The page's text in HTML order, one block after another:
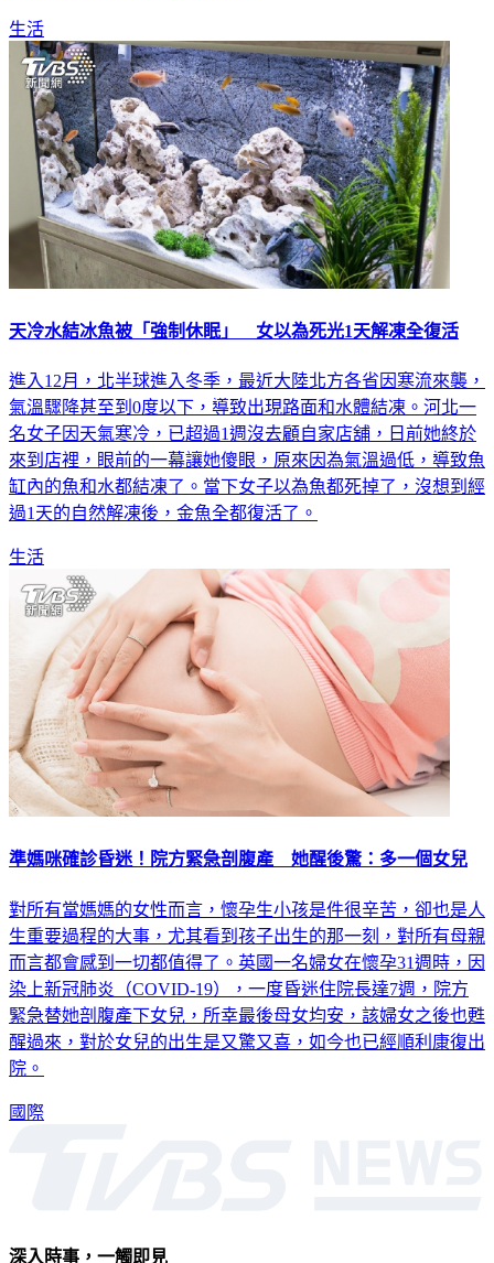
生活
天冷水結冰魚被「強制休眠」 女以為死光1天解凍全復活
進入12月，北半球進入冬季，最近大陸北方各省因寒流來襲，
氣溫驟降甚至到0度以下，導致出現路面和水體結凍。河北一
名女子因天氣寒冷，已超過1週沒去顧自家店舖，日前她終於
來到店裡，眼前的一幕讓她傻眼，原來因為氣溫過低，導致魚
缸內的魚和水都結凍了。當下女子以為魚都死掉了，沒想到經
過1天的自然解凍後，金魚全都復活了。
生活
準媽咪確診昏迷！院方緊急剖腹產 她醒後驚：多一個女兒
對所有當媽媽的女性而言，懷孕生小孩是件很辛苦，卻也是人
生重要過程的大事，尤其看到孩子出生的那一刻，對所有母親
而言都會感到一切都值得了。英國一名婦女在懷孕31週時，因
染上新冠肺炎（COVID-19），一度昏迷住院長達7週，院方
緊急替她剖腹產下女兒，所幸最後母女均安，該婦女之後也甦
醒過來，對於女兒的出生是又驚又喜，如今也已經順利康復出
院。
國際
深入時事，一觸即見